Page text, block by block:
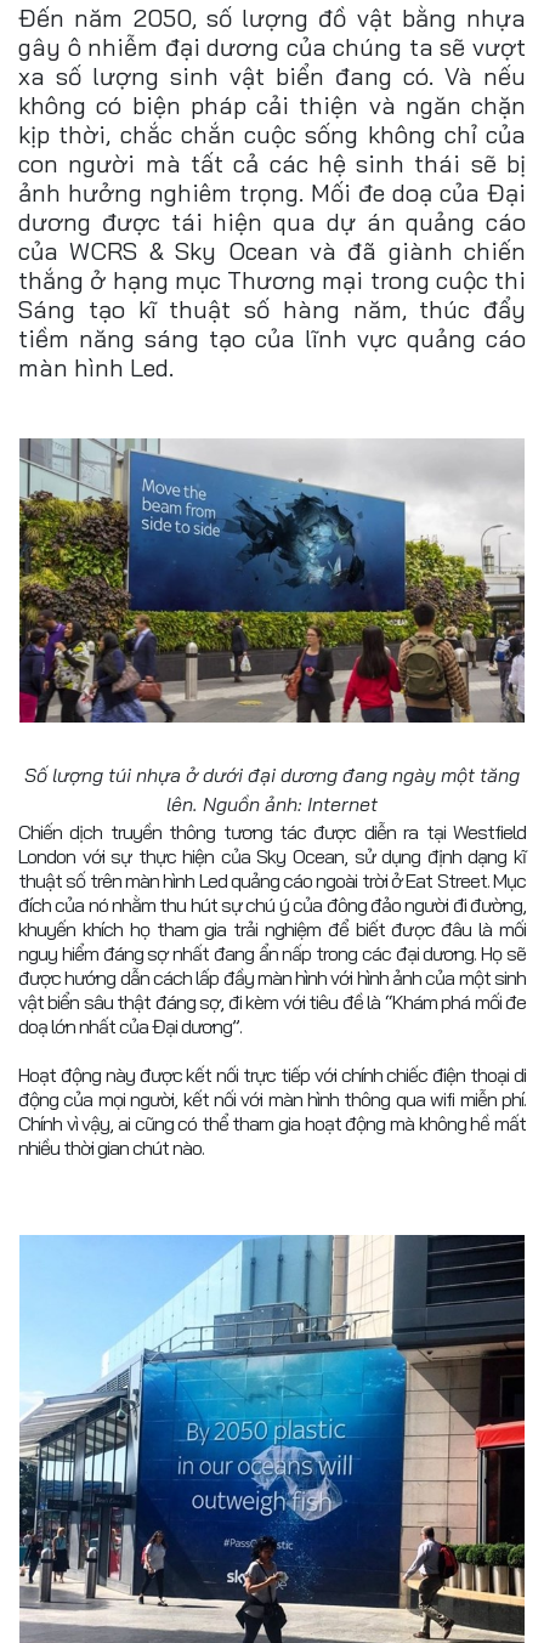
Đến năm 2050, số lượng đồ vật bằng nhựa
gây ô nhiễm đại dương của chúng ta sẽ vượt
xa số lượng sinh vật biển đang có. Và nếu
không có biện pháp cải thiện và ngăn chặn
kịp thời, chắc chắn cuộc sống không chỉ của
con người mà tất cả các hệ sinh thái sẽ bị
ảnh hưởng nghiêm trọng. Mối đe doạ của Đại
dương được tái hiện qua dự án quảng cáo
của WCRS & Sky Ocean và đã giành chiến
thắng ở hạng mục Thương mại trong cuộc thi
Sáng tạo kĩ thuật số hàng năm, thúc đẩy
tiềm năng sáng tạo của lĩnh vực quảng cáo
màn hình Led.
Số lượng túi nhựa ở dưới đại dương đang ngày một tăng
lên. Nguồn ảnh: Internet
Chiến dịch truyền thông tương tác được diễn ra tại Westfield
London với sự thực hiện của Sky Ocean, sử dụng định dạng kĩ
thuật số trên màn hình Led quảng cáo ngoài trời ở Eat Street. Mục
đích của nó nhằm thu hút sự chú ý của đông đảo người đi đường,
khuyến khích họ tham gia trải nghiệm để biết được đâu là mối
nguy hiểm đáng sợ nhất đang ẩn nấp trong các đại dương. Họ sẽ
được hướng dẫn cách lấp đầy màn hình với hình ảnh của một sinh
vật biển sâu thật đáng sợ, đi kèm với tiêu đề là “Khám phá mối đe
doạ lớn nhất của Đại dương”.
Hoạt động này được kết nối trực tiếp với chính chiếc điện thoại di
động của mọi người, kết nối với màn hình thông qua wifi miễn phí.
Chính vì vậy, ai cũng có thể tham gia hoạt động mà không hề mất
nhiều thời gian chút nào.